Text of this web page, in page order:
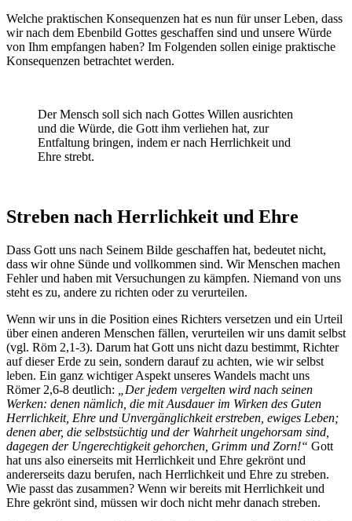
Welche praktischen Konsequenzen hat es nun für unser Leben, dass
wir nach dem Ebenbild Gottes geschaffen sind und unsere Würde
von Ihm empfangen haben? Im Folgenden sollen einige praktische
Konsequenzen betrachtet werden.
Der Mensch soll sich nach Gottes Willen ausrichten
und die Würde, die Gott ihm verliehen hat, zur
Entfaltung bringen, indem er nach Herrlichkeit und
Ehre strebt.
Streben nach Herrlichkeit und Ehre
Dass Gott uns nach Seinem Bilde geschaffen hat, bedeutet nicht,
dass wir ohne Sünde und vollkommen sind. Wir Menschen machen
Fehler und haben mit Versuchungen zu kämpfen. Niemand von uns
steht es zu, andere zu richten oder zu verurteilen.
Wenn wir uns in die Position eines Richters versetzen und ein Urteil
über einen anderen Menschen fällen, verurteilen wir uns damit selbst
(vgl. Röm 2,1-3). Darum hat Gott uns nicht dazu bestimmt, Richter
auf dieser Erde zu sein, sondern darauf zu achten, wie wir selbst
leben. Ein ganz wichtiger Aspekt unseres Wandels macht uns
Römer 2,6-8 deutlich:
„Der jedem vergelten wird nach seinen
Werken: denen nämlich, die mit Ausdauer im Wirken des Guten
Herrlichkeit, Ehre und Unvergänglichkeit erstreben, ewiges Leben;
denen aber, die selbstsüchtig und der Wahrheit ungehorsam sind,
dagegen der Ungerechtigkeit gehorchen, Grimm und Zorn!“ Gott
hat uns also einerseits mit Herrlichkeit und Ehre gekrönt und
andererseits dazu berufen, nach Herrlichkeit und Ehre zu streben.
Wie passt das zusammen? Wenn wir bereits mit Herrlichkeit und
Ehre gekrönt sind, müssen wir doch nicht mehr danach streben.